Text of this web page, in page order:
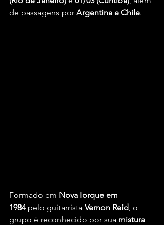
de passagens por Argentina e Chile.
Formado em Nova Iorque em
1984 pelo guitarrista Vernon Reid, o
grupo é reconhecido por sua mistura